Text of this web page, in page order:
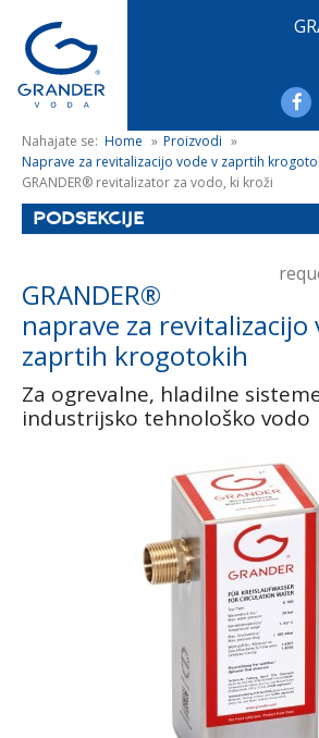
Nahajate se: Home » Proizvodi »
Naprave za revitalizacijo vode v zaprtih
GRANDER® revitalizator za vodo, ki kroži
PODSEKCIJE
GRANDER®
naprave za revitalizacijo
zaprtih krogotokih
Za ogrevalne, hladilne
industrijsko tehnološko vodo